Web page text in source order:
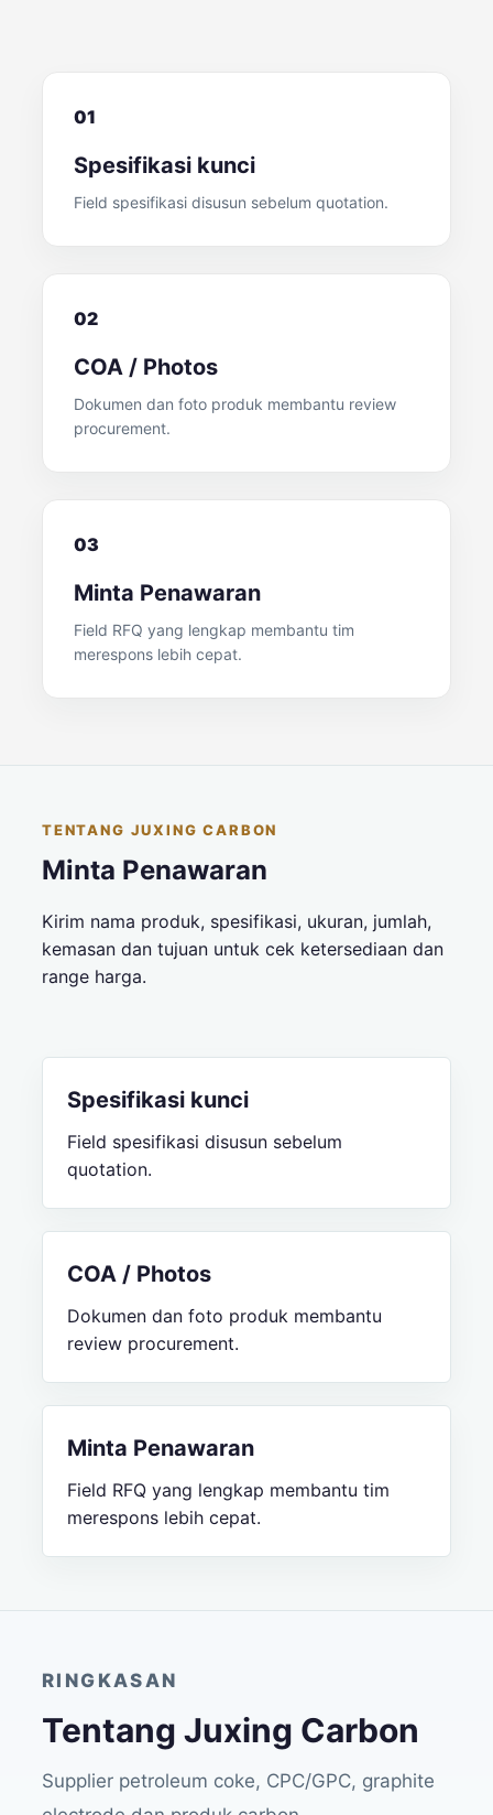
01
Spesifikasi kunci
Field spesifikasi disusun sebelum quotation.
02
COA / Photos
Dokumen dan foto produk membantu review
procurement.
03
Minta Penawaran
Field RFQ yang lengkap membantu tim
merespons lebih cepat.
TENTANG JUXING CARBON
Minta Penawaran
Kirim nama produk, spesifikasi, ukuran, jumlah,
kemasan dan tujuan untuk cek ketersediaan dan
range harga.
Spesifikasi kunci
Field spesifikasi disusun sebelum
quotation.
COA / Photos
Dokumen dan foto produk membantu
review procurement.
Minta Penawaran
Field RFQ yang lengkap membantu tim
merespons lebih cepat.
RINGKASAN
Tentang Juxing Carbon
Supplier petroleum coke, CPC/GPC, graphite